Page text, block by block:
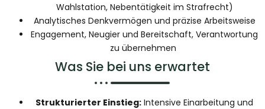
Wahlstation, Nebentätigkeit im Strafrecht)
Analytisches Denkvermögen und präzise Arbeitsweise
Engagement, Neugier und Bereitschaft, Verantwortung
zu übernehmen
Was Sie bei uns erwartet
Strukturierter Einstieg: Intensive Einarbeitung und